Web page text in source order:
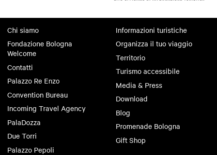
Chi siamo
Fondazione Bologna
Welcome
Contatti
Palazzo Re Enzo
Convention Bureau
Incoming Travel Agency
PalaDozza
Due Torri
Palazzo Pepoli
Informazioni turistiche
Organizza il tuo viaggio
Territorio
Turismo accessibile
Media & Press
Download
Blog
Promenade Bologna
Gift Shop